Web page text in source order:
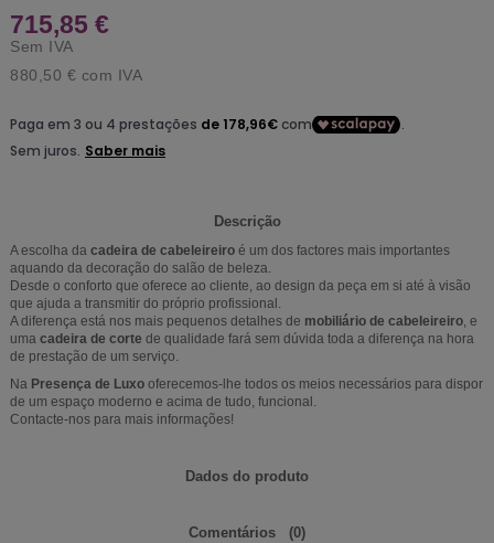
715,85 €
Sem IVA
880,50 € com IVA
Descrição
A escolha da cadeira de cabeleireiro é um dos factores mais importantes
aquando da decoração do salão de beleza.
Desde o conforto que oferece ao cliente, ao design da peça em si até à visão
que ajuda a transmitir do próprio profissional.
A diferença está nos mais pequenos detalhes de mobiliário de cabeleireiro , e
uma cadeira de corte de qualidade fará sem dúvida toda a diferença na hora
de prestação de um serviço.
Na Presença de Luxo oferecemos-lhe todos os meios necessários para dispor
de um espaço moderno e acima de tudo, funcional.
Contacte-nos para mais informações!
Dados do produto
Comentários (0)